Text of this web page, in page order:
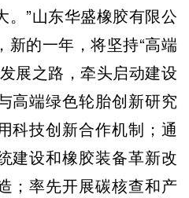
”山东华盛橡胶有限公
的一年，将坚持“高端
展之路，牵头启动建设
高端绿色轮胎创新研究
科技创新合作机制；通
建设和橡胶装备革新改
；率先开展碳核查和产